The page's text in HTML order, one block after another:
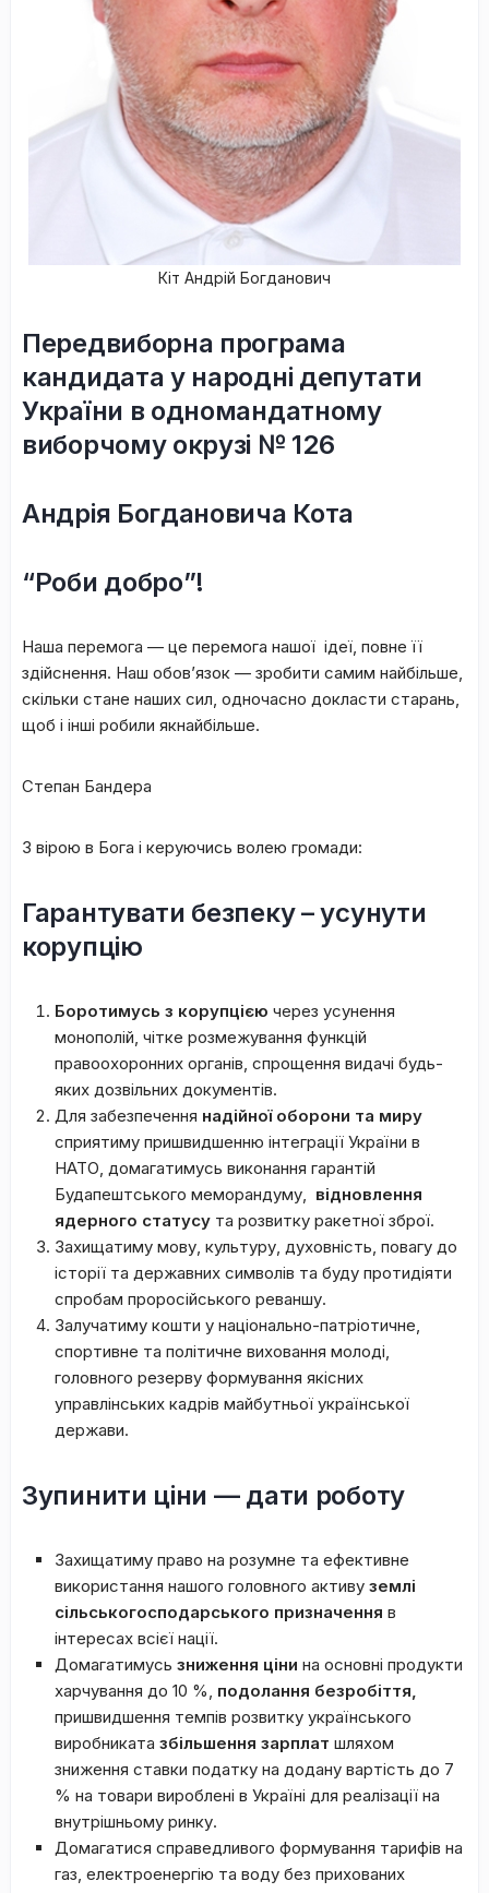
Кіт Андрій Богданович
Передвиборна програма
кандидата у народні депутати
України в одномандатному
виборчому окрузі № 126
Андрія Богдановича Кота
“Роби добро”!
Наша перемога — це перемога нашої ідеї, повне її
здійснення. Наш обов’язок — зробити самим найбільше,
скільки стане наших сил, одночасно докласти старань,
щоб і інші робили якнайбільше.
Степан Бандера
З вірою в Бога і керуючись волею громади:
Гарантувати безпеку – усунути
корупцію
Боротимусь з корупцією через усунення
монополій, чітке розмежування функцій
правоохоронних органів, спрощення видачі будь-
яких дозвільних документів.
Для забезпечення надійної оборони та миру
сприятиму пришвидшенню інтеграції України в
НАТО, домагатимусь виконання гарантій
Будапештського меморандуму, відновлення
ядерного статусу та розвитку ракетної зброї.
Захищатиму мову, культуру, духовність, повагу до
історії та державних символів та буду протидіяти
спробам проросійського реваншу.
Залучатиму кошти у національно-патріотичне,
спортивне та політичне виховання молоді,
головного резерву формування якісних
управлінських кадрів майбутньої української
держави.
Зупинити ціни — дати роботу
Захищатиму право на розумне та ефективне
використання нашого головного активу землі
сільськогосподарського призначення в
інтересах всієї нації.
Домагатимусь зниження ціни на основні продукти
харчування до 10 %, подолання безробіття,
пришвидшення темпів розвитку українського
виробниката збільшення зарплат шляхом
зниження ставки податку на додану вартість до 7
% на товари вироблені в Україні для реалізації на
внутрішньому ринку.
Домагатися справедливого формування тарифів на
газ, електроенергію та воду без прихованих